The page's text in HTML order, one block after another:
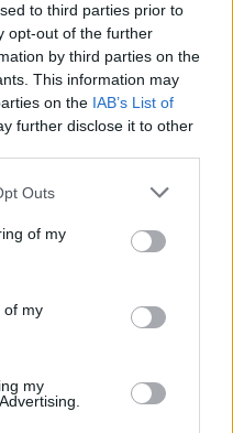
to third parties prior to
opt-out of the further
by third parties on the
This information may
on the IAB’s List of
further disclose it to other
uses one or more Google
You may click to
its third-party tags to
in below Google
Outs
of my
of my
my
definitivamente pode
não considere
com mais de 1,5
de fã de clubes de
de Madrid obtendo
em termos de volume de
no entanto, o token
do Binance e seus